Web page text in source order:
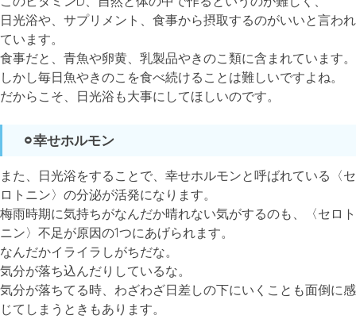
日光浴や、サプリメント、食事から摂取するのがいいと言われ
ています。
食事だと、青魚や卵黄、乳製品やきのこ類に含まれています。
しかし毎日魚やきのこを食べ続けることは難しいですよね。
だからこそ、日光浴も大事にしてほしいのです。
⚪︎幸せホルモン
また、日光浴をすることで、幸せホルモンと呼ばれている〈セ
ロトニン〉の分泌が活発になります。
梅雨時期に気持ちがなんだか晴れない気がするのも、〈セロト
ニン〉不足が原因の1つにあげられます。
なんだかイライラしがちだな。
気分が落ち込んだりしているな。
気分が落ちてる時、わざわざ日差しの下にいくことも面倒に感
じてしまうときもあります。